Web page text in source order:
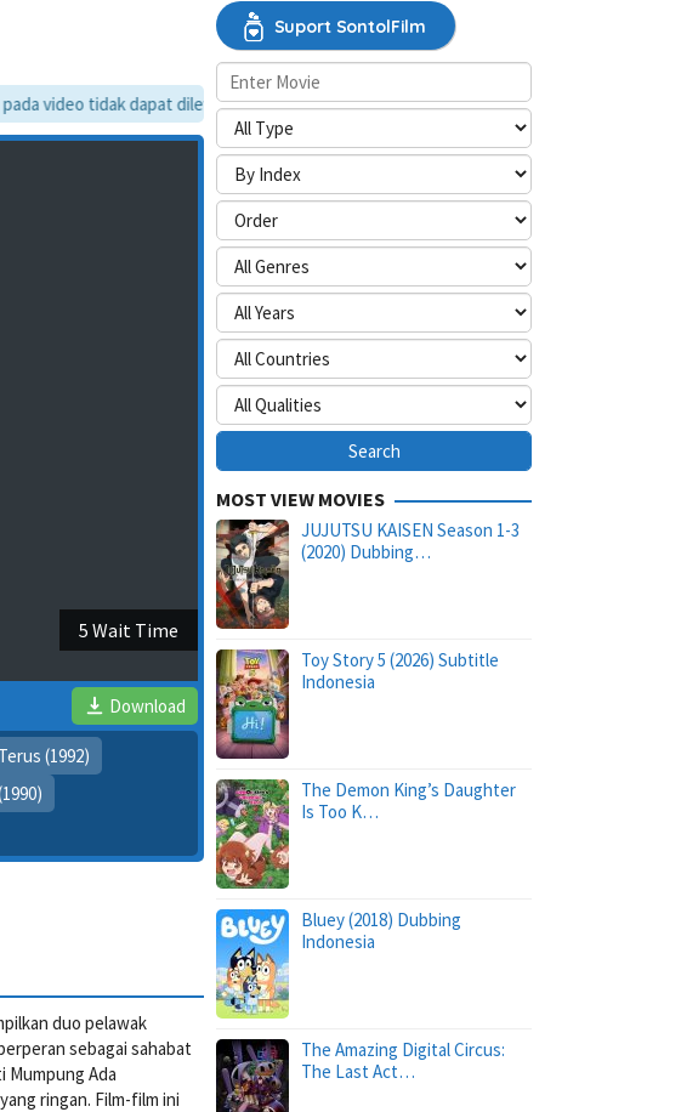
video tidak dapat dilewati, silakan aktifkan mode situs desktop.
4 Wait Time
Download
(1992)
duo pelawak
sebagai sahabat
Mumpung Ada
ringan. Film-film ini
Suport SontolFilm
MOST VIEW MOVIES
JUJUTSU KAISEN Season 1-3
(2020) Dubbing…
Toy Story 5 (2026) Subtitle
Indonesia
The Demon King’s Daughter
Is Too K…
Bluey (2018) Dubbing
Indonesia
The Amazing Digital Circus:
The Last Act…